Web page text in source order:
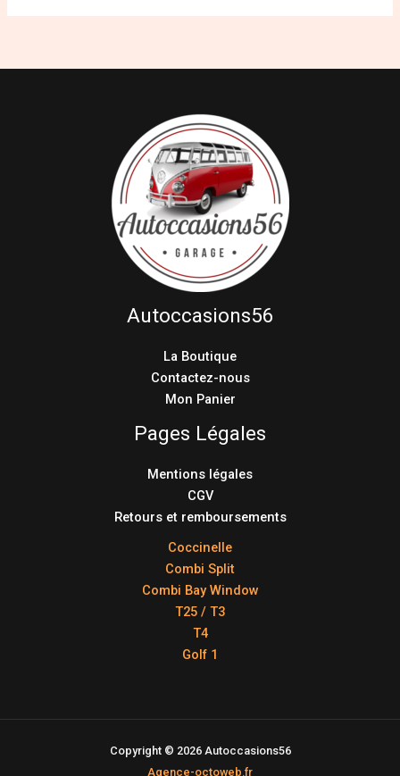
Autoccasions56
La Boutique
Contactez-nous
Mon Panier
Pages Légales
Mentions légales
CGV
Retours et remboursements
Coccinelle
Combi Split
Combi Bay Window
T25 / T3
T4
Golf 1
Copyright © 2026 Autoccasions56
Agence-octoweb.fr